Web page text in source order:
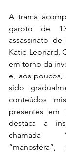
A trama
garoto de
assassinato
Katie Leonard.
em torno da
e, aos poucos,
sido
conteúdos
presentes em
destaca a
chamada